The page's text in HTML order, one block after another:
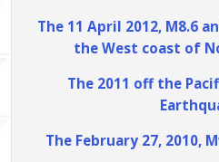
The 11 April 2012, M8.6
the West coast of
The 2011 off the
The February 27, 2010,